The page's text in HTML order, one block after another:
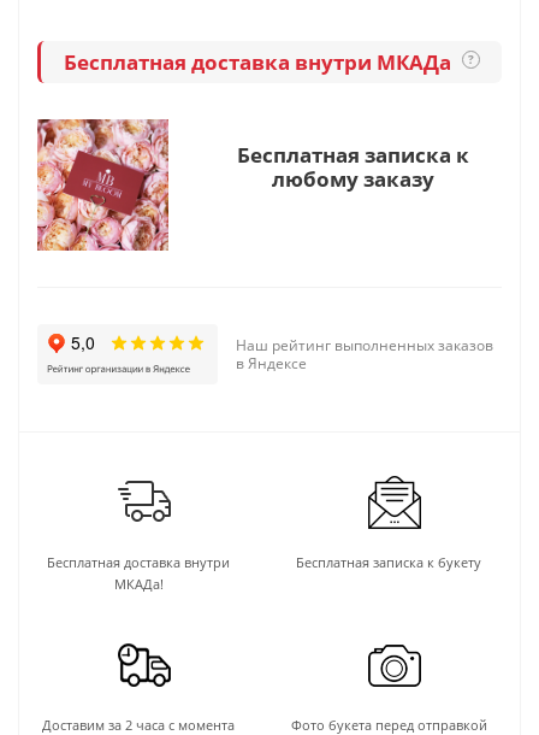
Бесплатная доставка внутри МКАДа ?
Бесплатная записка к
любому заказу
Наш рейтинг выполненных заказов
в Яндексе
Бесплатная доставка внутри
МКАДа!
Бесплатная записка к букету
Доставим за 2 часа с момента
Фото букета перед отправкой